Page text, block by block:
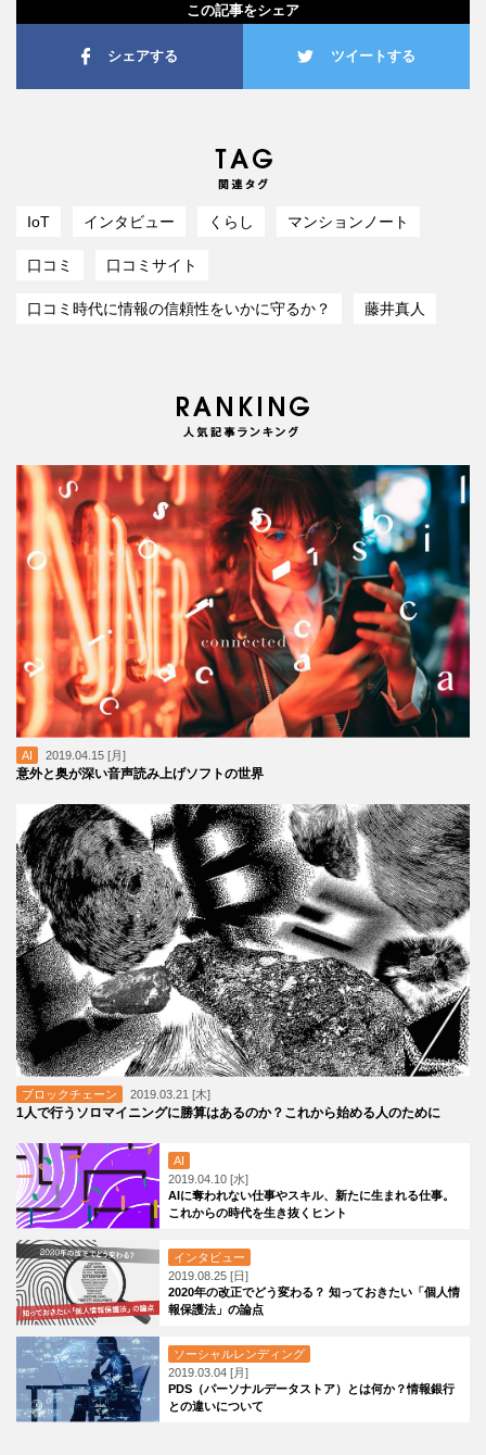
この記事をシェア
シェアする ツイートする
IoT インタビュー くらし マンションノート
口コミ 口コミサイト
口コミ時代に情報の信頼性をいかに守るか？ 藤井真人
AI 2019.04.15 [月]
意外と奥が深い音声読み上げソフトの世界
ブロックチェーン 2019.03.21 [木]
1人で行うソロマイニングに勝算はあるのか？これから始める人のために
AI
2019.04.10 [水]
AIに奪われない仕事やスキル、新たに生まれる仕事。
これからの時代を生き抜くヒント
インタビュー
2019.08.25 [日]
2020年の改正でどう変わる？ 知っておきたい「個人情
報保護法」の論点
ソーシャルレンディング
2019.03.04 [月]
PDS（パーソナルデータストア）とは何か？情報銀行
との違いについて